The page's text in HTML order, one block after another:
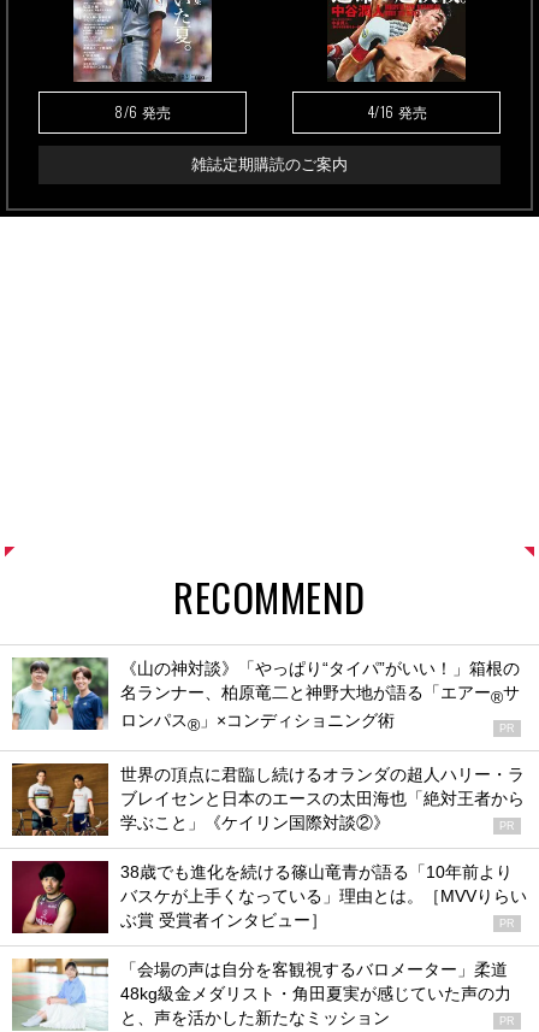
8/6 発売 4/16 発売
雑誌定期購読のご案内
RECOMMEND
《山の神対談》「やっぱり“タイパ”がいい！」箱根の
名ランナー、柏原竜二と神野大地が語る「エアー®サ
ロンパス® 」×コンディショニング術 PR
世界の頂点に君臨し続けるオランダの超人ハリー・ラ
ブレイセンと日本のエースの太田海也「絶対王者から
学ぶこと」《ケイリン国際対談②》
PR
38歳でも進化を続ける篠山竜青が語る「10年前より
バスケが上手くなっている」理由とは。［MVVりらい
ぶ賞 受賞者インタビュー］
PR
「会場の声は自分を客観視するバロメーター」柔道
48kg級金メダリスト・角田夏実が感じていた声の力
と、声を活かした新たなミッション
PR